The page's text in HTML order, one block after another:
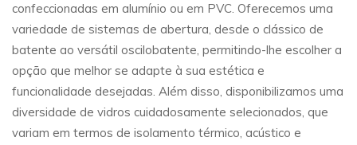
confeccionadas em alumínio ou em PVC. Oferecemos uma
variedade de sistemas de abertura, desde o clássico de
batente ao versátil oscilobatente, permitindo-lhe escolher a
opção que melhor se adapte à sua estética e
funcionalidade desejadas. Além disso, disponibilizamos uma
diversidade de vidros cuidadosamente selecionados, que
variam em termos de isolamento térmico, acústico e